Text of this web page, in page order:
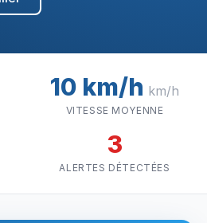
10 km/h km/h
VITESSE MOYENNE
3
ALERTES DÉTECTÉES